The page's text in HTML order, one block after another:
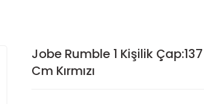
Jobe Rumble 1 Kişilik Çap:137
Cm Kırmızı